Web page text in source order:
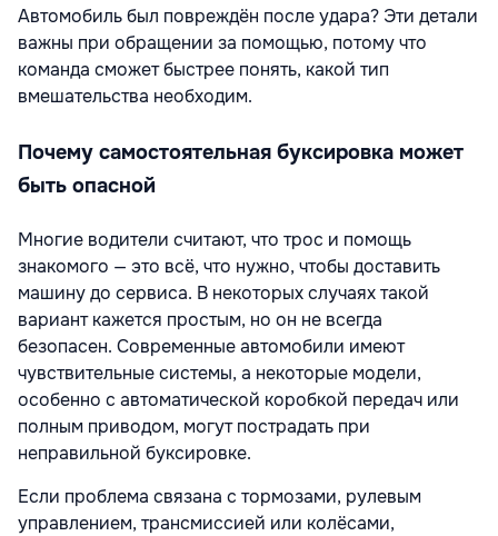
Автомобиль был повреждён после удара? Эти детали
важны при обращении за помощью, потому что
команда сможет быстрее понять, какой тип
вмешательства необходим.
Почему самостоятельная буксировка может
быть опасной
Многие водители считают, что трос и помощь
знакомого — это всё, что нужно, чтобы доставить
машину до сервиса. В некоторых случаях такой
вариант кажется простым, но он не всегда
безопасен. Современные автомобили имеют
чувствительные системы, а некоторые модели,
особенно с автоматической коробкой передач или
полным приводом, могут пострадать при
неправильной буксировке.
Если проблема связана с тормозами, рулевым
управлением, трансмиссией или колёсами,